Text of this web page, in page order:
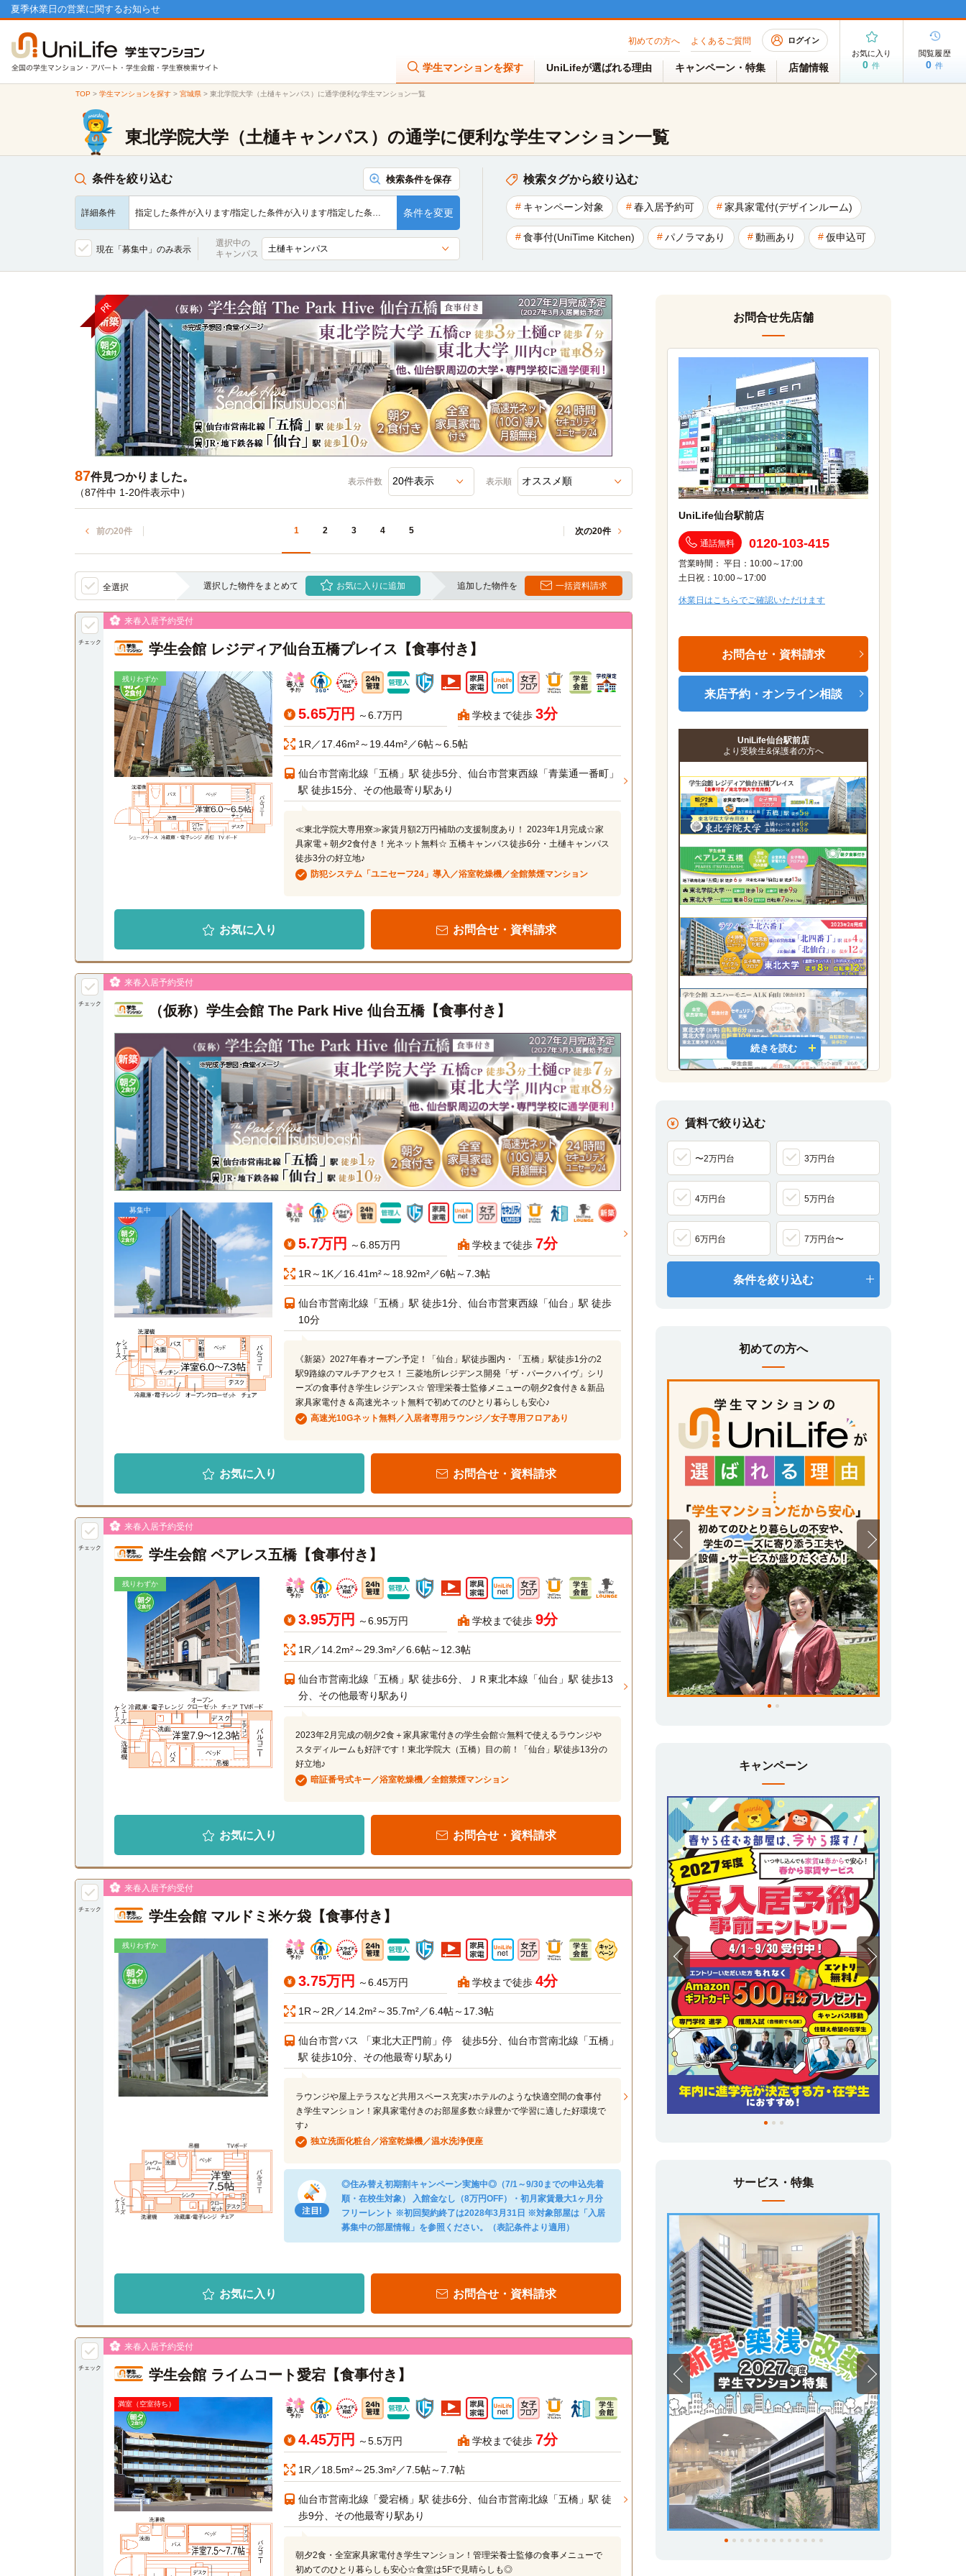
夏季休業日の営業に関するお知らせ
初めての方へ よくあるご質問 ログイン
学生マンションを探す UniLifeが選ばれる理由 キャンペーン・特集 店舗情報
お気に入り
0 件
閲覧履歴
0 件
TOP > 学生マンションを探す> 宮城県> 東北学院大学（土樋キャンパス）に通学便利な学生マンション一覧
東北学院大学（土樋キャンパス）の通学に便利な学生マンション一覧
条件を絞り込む 検索条件を保存
詳細条件 指定した条件が入ります/指定した条件が入ります/指定した条… 条件を変更
現在「募集中」のみ表示
選択中の
キャンパス
検索タグから絞り込む
キャンペーン対象 春入居予約可 家具家電付(デザインルーム)
食事付(UniTime Kitchen) パノラマあり 動画あり 仮申込可
87件見つかりました。
（87件中 1-20件表示中）
表示件数 表示順
前の20件 1 2 3 4 5 次の20件
全選択 選択した物件をまとめて お気に入りに追加 追加した物件を 一括資料請求
チェック
来春入居予約受付
学生会館 レジディア仙台五橋プレイス【食事付き】
残りわずか
5.65万円 ～6.7万円 学校まで徒歩 3分
1R／17.46m²～19.44m²／6帖～6.5帖
仙台市営南北線「五橋」駅 徒歩5分、仙台市営東西線「青葉通一番町」
駅 徒歩15分、その他最寄り駅あり
≪東北学院大専用寮≫家賃月額2万円補助の支援制度あり！ 2023年1月完成☆家
具家電＋朝夕2食付き！光ネット無料☆ 五橋キャンパス徒歩6分・土樋キャンパス
徒歩3分の好立地♪
防犯システム「ユニセーフ24」導入／浴室乾燥機／全館禁煙マンション
お気に入り お問合せ・資料請求
チェック
来春入居予約受付
（仮称）学生会館 The Park Hive 仙台五橋【食事付き】
募集中
5.7万円 ～6.85万円 学校まで徒歩 7分
1R～1K／16.41m²～18.92m²／6帖～7.3帖
仙台市営南北線「五橋」駅 徒歩1分、仙台市営東西線「仙台」駅 徒歩
10分
《新築》2027年春オープン予定！「仙台」駅徒歩圏内・「五橋」駅徒歩1分の2
駅9路線のマルチアクセス！ 三菱地所レジデンス開発「ザ・パークハイヴ」シリ
ーズの食事付き学生レジデンス☆ 管理栄養士監修メニューの朝夕2食付き＆新品
家具家電付き＆高速光ネット無料で初めてのひとり暮らしも安心♪
高速光10Gネット無料／入居者専用ラウンジ／女子専用フロアあり
お気に入り お問合せ・資料請求
チェック
来春入居予約受付
学生会館 ペアレス五橋【食事付き】
残りわずか
3.95万円 ～6.95万円 学校まで徒歩 9分
1R／14.2m²～29.3m²／6.6帖～12.3帖
仙台市営南北線「五橋」駅 徒歩6分、ＪＲ東北本線「仙台」駅 徒歩13
分、その他最寄り駅あり
2023年2月完成の朝夕2食＋家具家電付きの学生会館☆無料で使えるラウンジや
スタディルームも好評です！東北学院大（五橋）目の前！「仙台」駅徒歩13分の
好立地♪
暗証番号式キー／浴室乾燥機／全館禁煙マンション
お気に入り お問合せ・資料請求
チェック
来春入居予約受付
学生会館 マルドミ米ケ袋【食事付き】
残りわずか
3.75万円 ～6.45万円 学校まで徒歩 4分
1R～2R／14.2m²～35.7m²／6.4帖～17.3帖
仙台市営バス 「東北大正門前」停 徒歩5分、仙台市営南北線「五橋」
駅 徒歩10分、その他最寄り駅あり
ラウンジや屋上テラスなど共用スペース充実♪ホテルのような快適空間の食事付
き学生マンション！家具家電付きのお部屋多数☆緑豊かで学習に適した好環境で
す♪
独立洗面化粧台／浴室乾燥機／温水洗浄便座
◎住み替え初期割キャンペーン実施中◎（7/1～9/30までの申込先着
順・在校生対象） 入館金なし（8万円OFF）・初月家賃最大1ヶ月分
フリーレント ※初回契約終了は2028年3月31日 ※対象部屋は「入居
募集中の部屋情報」を参照ください。（表記条件より適用）
お気に入り お問合せ・資料請求
チェック
来春入居予約受付
学生会館 ライムコート愛宕【食事付き】
満室（空室待ち）
4.45万円 ～5.5万円 学校まで徒歩 7分
1R／18.5m²～25.3m²／7.5帖～7.7帖
仙台市営南北線「愛宕橋」駅 徒歩6分、仙台市営南北線「五橋」駅 徒
歩9分、その他最寄り駅あり
朝夕2食・全室家具家電付き学生マンション！管理栄養士監修の食事メニューで
初めてのひとり暮らしも安心☆食堂は5Fで見晴らしも◎
お問合せ先店舗
UniLife仙台駅前店
通話無料 0120-103-415
営業時間： 平日：10:00～17:00
土日祝：10:00～17:00
休業日はこちらでご確認いただけます
お問合せ・資料請求
来店予約・オンライン相談
UniLife仙台駅前店
より受験生&保護者の方へ
朝夕2食の食事付き
UniLifeオリジナルサービス『UniTime
Kitchen』提供の、朝夕2食の食事付きです。
管理栄養士監修の下、栄養バランスが良く飽
きが来ないように工夫された豊富なレシピ♪
家具家電付き
引越し代や家具家電の購入費用・手間・時
間、処分代などを大幅に削減できるため、
入居後すぐに生活が開始できます♪
女子専用フロア有
女子学生限定とした 「女子専用フロア」を
ご用意しています。
春から家賃サービス、24時間サポート・セ
キュリティ設備、食事付き学生マンション、
家具家電付きデザインルーム、オリジナル設
備・サービスについて動画でご紹介！
ユニライフ学生マンションは様々なニー
ズに対応
食事付き、家電家具付き、女子学生専用・女
子専用／女子優先フロア…など、お部屋探し
で迷ったら、学生に高いニーズを誇る設備・
サービスで探してみましょう。
自宅で完結！オンラインお部屋探し
来店不要でお部屋探し・お申し込み・ご契
約。現地に行く前に情報を集めたい方、進学
先の街に行く「費用・手間・時間」を節約し
たい方、引越し・入学まであまり時間が無い
続きを読む
賃料で絞り込む
〜2万円台 3万円台
4万円台 5万円台
6万円台 7万円台〜
条件を絞り込む
初めての方へ
キャンペーン
サービス・特集